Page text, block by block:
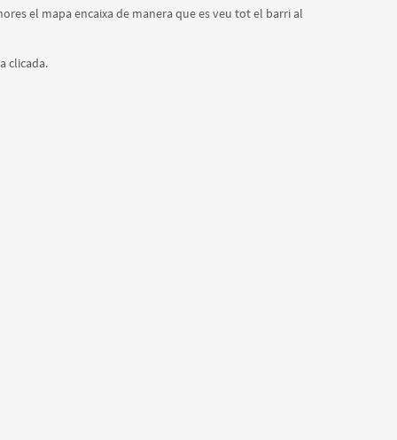
el mapa encaixa de manera que es veu tot el barri al
clicada.